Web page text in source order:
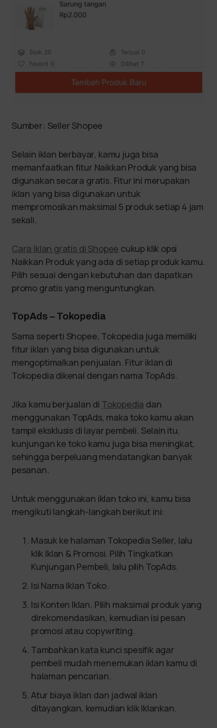
Sumber: Seller Shopee
Selain iklan berbayar, kamu juga bisa
memanfaatkan fitur Naikkan Produk yang bisa
digunakan secara gratis. Fitur ini merupakan
iklan yang bisa digunakan untuk
mempromosikan maksimal 5 produk setiap 4 jam
sekali.
Cara iklan gratis di Shopee cukup klik opsi
Naikkan Produk yang ada di setiap produk kamu.
Pilih sesuai dengan kebutuhan dan dapatkan
promo gratis yang menguntungkan.
TopAds – Tokopedia
Sama seperti Shopee, Tokopedia juga memiliki
fitur iklan yang bisa digunakan untuk
mengoptimalkan penjualan. Fitur iklan di
Tokopedia dikenal dengan nama TopAds.
Jika kamu berjualan di Tokopedia dan
menggunakan TopAds, maka toko kamu akan
tampil eksklusis di layar pembeli. Selain itu,
kunjungan ke toko kamu juga bisa meningkat,
sehingga berpeluang mendatangkan banyak
pesanan.
Untuk menggunakan iklan toko ini, kamu bisa
mengikuti langkah-langkah berikut ini:
Masuk ke halaman Tokopedia Seller, lalu
klik Iklan & Promosi. Pilih Tingkatkan
Kunjungan Pembeli, lalu pilih TopAds.
Isi Nama Iklan Toko.
Isi Konten Iklan. Pilih maksimal produk yang
direkomendasikan, kemudian isi pesan
promosi atau copywriting.
Tambahkan kata kunci spesifik agar
pembeli mudah menemukan iklan kamu di
halaman pencarian.
Atur biaya iklan dan jadwal iklan
ditayangkan, kemudian klik Iklankan.